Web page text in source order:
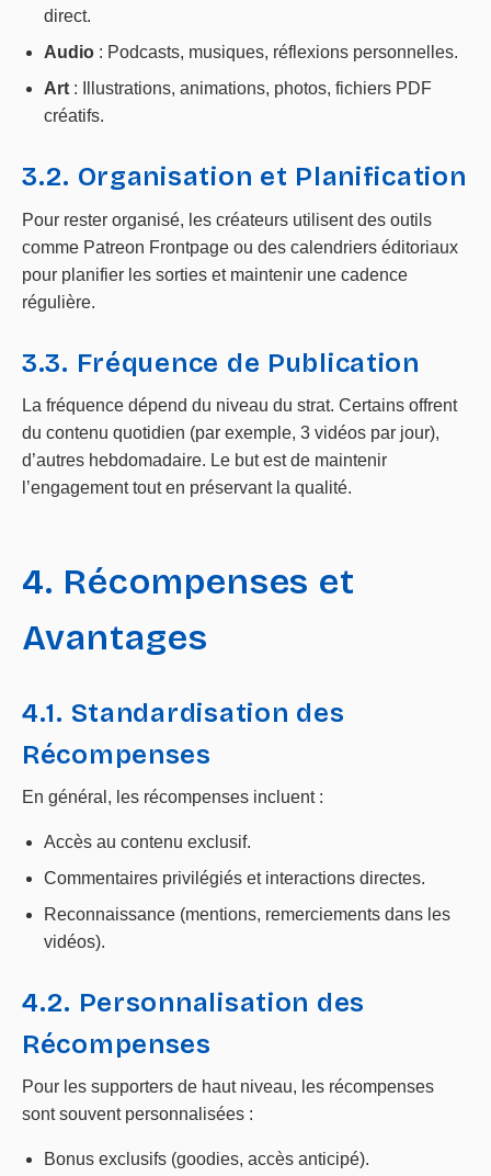
direct.
Audio : Podcasts, musiques, réflexions personnelles.
Art : Illustrations, animations, photos, fichiers PDF
créatifs.
3.2. Organisation et Planification
Pour rester organisé, les créateurs utilisent des outils
comme Patreon Frontpage ou des calendriers éditoriaux
pour planifier les sorties et maintenir une cadence
régulière.
3.3. Fréquence de Publication
La fréquence dépend du niveau du strat. Certains offrent
du contenu quotidien (par exemple, 3 vidéos par jour),
d’autres hebdomadaire. Le but est de maintenir
l’engagement tout en préservant la qualité.
4. Récompenses et
Avantages
4.1. Standardisation des
Récompenses
En général, les récompenses incluent :
Accès au contenu exclusif.
Commentaires privilégiés et interactions directes.
Reconnaissance (mentions, remerciements dans les
vidéos).
4.2. Personnalisation des
Récompenses
Pour les supporters de haut niveau, les récompenses
sont souvent personnalisées :
Bonus exclusifs (goodies, accès anticipé).